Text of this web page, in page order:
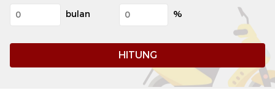
bulan
%
HITUNG